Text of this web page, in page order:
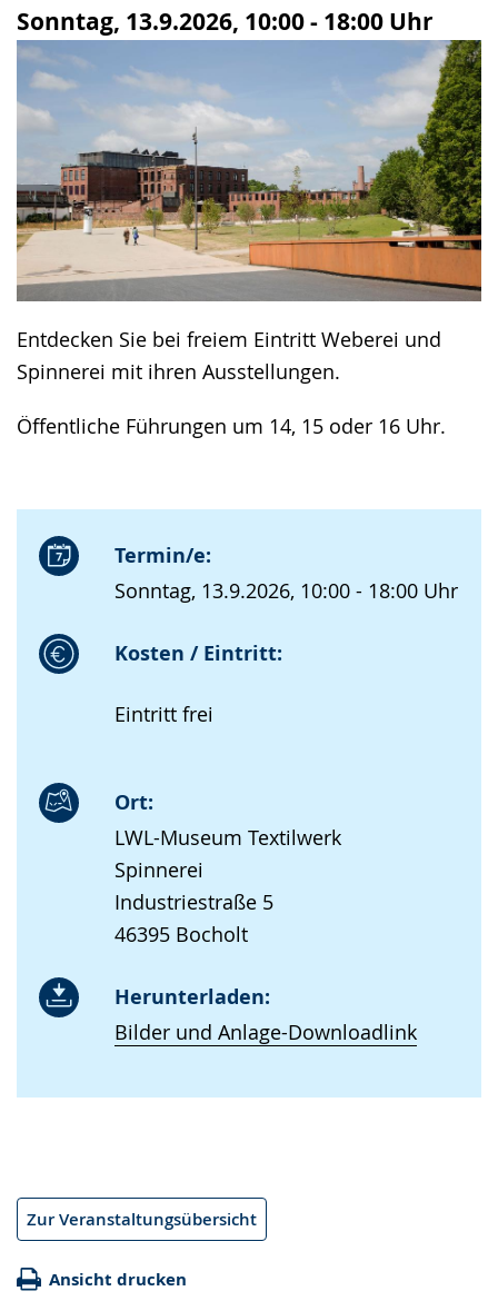
Sonntag, 13.9.2026, 10:00 - 18:00 Uhr
Entdecken Sie bei freiem Eintritt Weberei und
Spinnerei mit ihren Ausstellungen.
Öffentliche Führungen um 14, 15 oder 16 Uhr.
Termin/e:
Sonntag, 13.9.2026, 10:00 - 18:00 Uhr
Kosten / Eintritt:
Eintritt frei
Ort:
LWL-Museum Textilwerk
Spinnerei
Industriestraße 5
46395 Bocholt
Herunterladen:
Bilder und Anlage-Downloadlink
Gebärdensprache
wird
angezeigt.
Zur Veranstaltungsübersicht
Ansicht drucken